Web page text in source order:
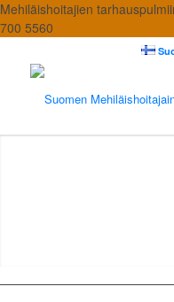
Mehiläishoitajien
700 5560